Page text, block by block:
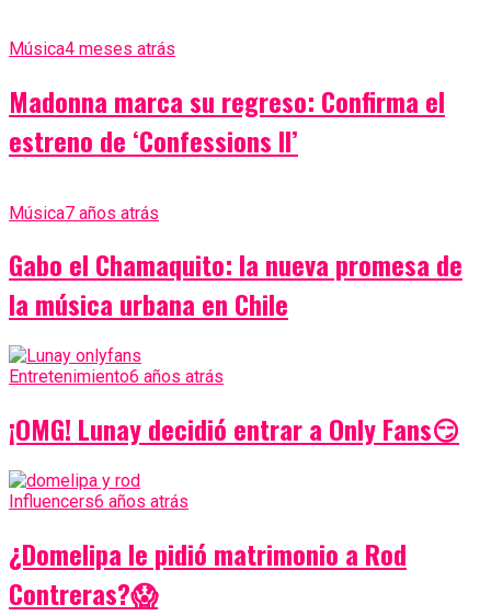
Música4 meses atrás
Madonna marca su regreso: Confirma el
estreno de ‘Confessions II’
Música7 años atrás
Gabo el Chamaquito: la nueva promesa de
la música urbana en Chile
Entretenimiento6 años atrás
¡OMG! Lunay decidió entrar a Only Fans😏
Influencers6 años atrás
¿Domelipa le pidió matrimonio a Rod
Contreras?😱